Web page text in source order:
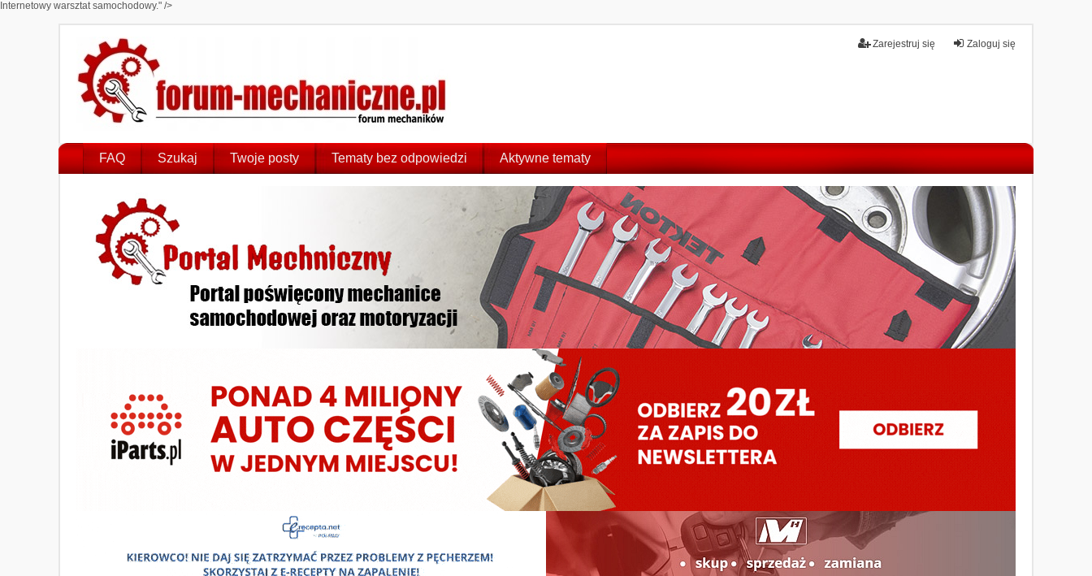
Internetowy warsztat samochodowy." />
Zaloguj się
Zarejestruj się
FAQ Szukaj Twoje posty Tematy bez odpowiedzi Aktywne tematy